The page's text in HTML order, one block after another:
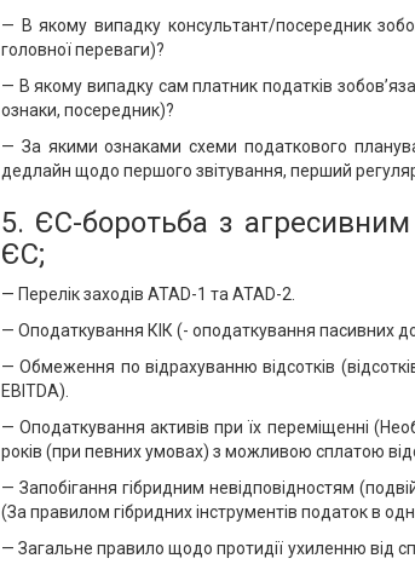
— В якому випадку консультант/посередник
головної переваги)?
— В якому випадку сам платник податків
ознаки, посередник)?
— За якими ознаками схеми податкового
дедлайн щодо першого звітування, перший
5. ЄС-боротьба з
ЄС;
— Перелік заходів ATAD-1 та ATAD-2.
— Оподаткування КІК (- оподаткування пасивних
— Обмеження по відрахуванню відсотків
EBITDA).
— Оподаткування активів при їх переміщенні
років (при певних умовах) з можливою сплатою
— Запобігання гібридним невідповідностям
(За правилом гібридних інструментів податок в
— Загальне правило щодо протидії ухиленню від